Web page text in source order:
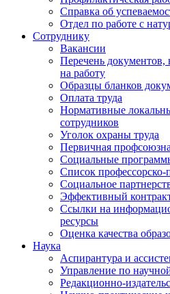
Справка об
Отдел по работе с
Сотруднику
Вакансии
Перечень
на работу
Образцы бланков
Оплата труда
Нормативные
сотрудников
Уголок охраны труда
Первичная
Социальные
Список профессорско-
Социальное
Эффективный
Ссылки на
ресурсы
Оценка качества
Наука
Аспирантура и
Управление по
Редакционно-